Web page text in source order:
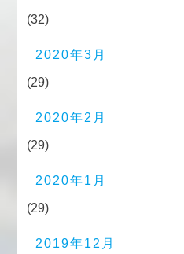
(32)
2020年3月
(29)
2020年2月
(29)
2020年1月
(29)
2019年12月